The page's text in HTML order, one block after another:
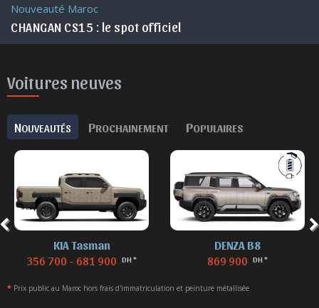
Voitures neuves
NOUVEAUTÉS PROCHAINEMENT POPULAIRES
DENZA B8
869 900 DH *
DENZA B5
629 900 - 729 900
* Prix public au Maroc hors frais d'immatriculation et peinture métallisée